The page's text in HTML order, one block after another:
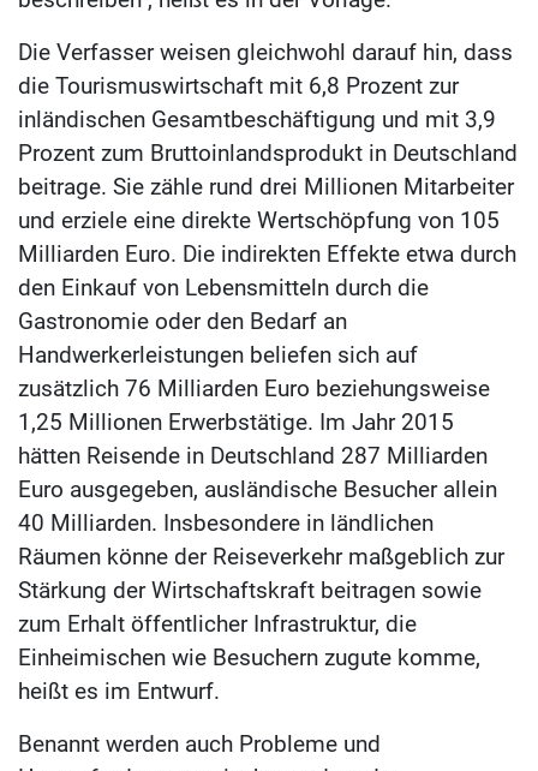
Die Verfasser weisen gleichwohl darauf hin, dass
die Tourismuswirtschaft mit 6,8 Prozent zur
inländischen Gesamtbeschäftigung und mit 3,9
Prozent zum Bruttoinlandsprodukt in Deutschland
beitrage. Sie zähle rund drei Millionen Mitarbeiter
und erziele eine direkte Wertschöpfung von 105
Milliarden Euro. Die indirekten Effekte etwa durch
den Einkauf von Lebensmitteln durch die
Gastronomie oder den Bedarf an
Handwerkerleistungen beliefen sich auf
zusätzlich 76 Milliarden Euro beziehungsweise
1,25 Millionen Erwerbstätige. Im Jahr 2015
hätten Reisende in Deutschland 287 Milliarden
Euro ausgegeben, ausländische Besucher allein
40 Milliarden. Insbesondere in ländlichen
Räumen könne der Reiseverkehr maßgeblich zur
Stärkung der Wirtschaftskraft beitragen sowie
zum Erhalt öffentlicher Infrastruktur, die
Einheimischen wie Besuchern zugute komme,
heißt es im Entwurf.
Benannt werden auch Probleme und